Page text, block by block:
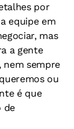
por
equipe em
mas
a gente
nem sempre
ou
é que
de